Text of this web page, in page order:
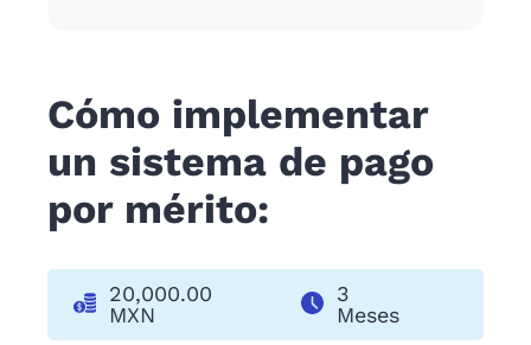
Cómo implementar
un sistema de pago
por mérito:
20,000.00
MXN
3
Meses